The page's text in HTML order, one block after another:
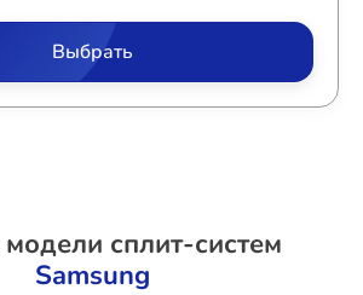
Выбрать
сплит-систем
Samsung